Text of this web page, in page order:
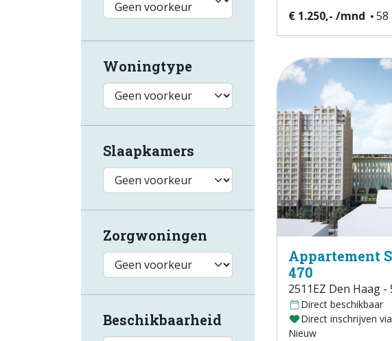
Woningtype
Slaapkamers
Zorgwoningen
Beschikbaarheid
€ 1.250,- /mnd 58
Appartement
470
2511EZ Den Haag -
Direct beschikbaar
Direct inschrijven
Nieuw